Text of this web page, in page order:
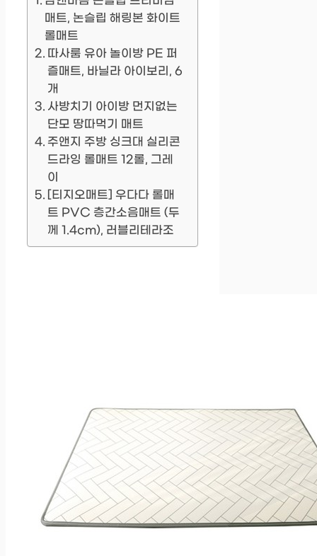
매트, 논슬립 해링본 화이트
롤매트
따사룸 유아 놀이방 PE 퍼
즐매트, 바닐라 아이보리, 6
개
사방치기 아이방 먼지없는
단모 땅따먹기 매트
주앤지 주방 싱크대 실리콘
드라잉 롤매트 12롤, 그레
이
[티지오매트] 우다다 롤매
트 PVC 층간소음매트 (두
께 1.4cm), 러블리테라조